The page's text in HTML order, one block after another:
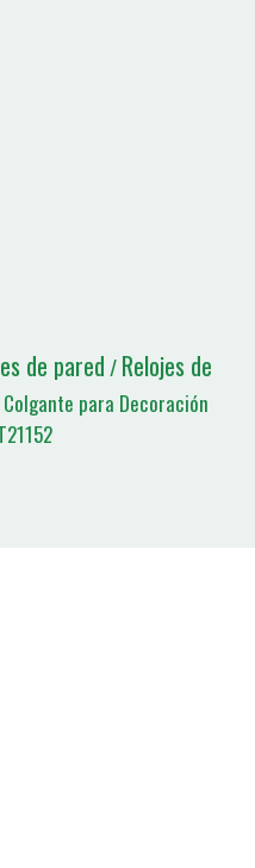
de pared/ Relojes de
para Decoración